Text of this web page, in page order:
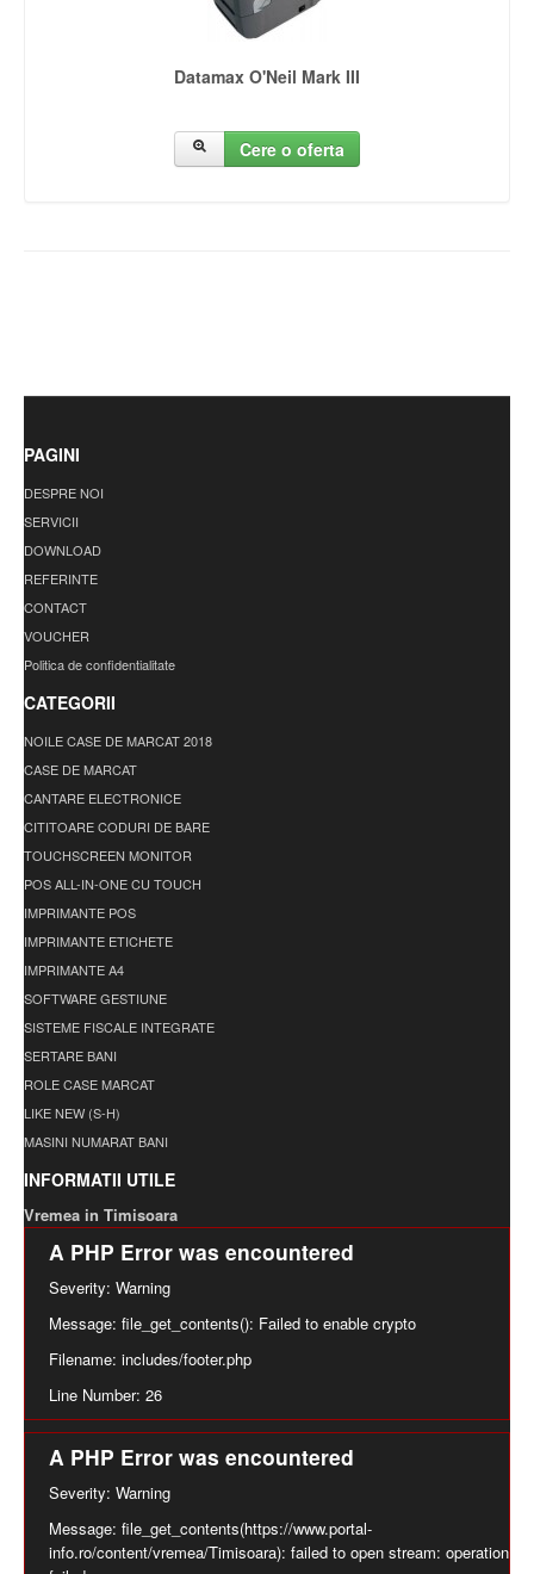
Datamax O'Neil Mark III
Cere o oferta
PAGINI
DESPRE NOI
SERVICII
DOWNLOAD
REFERINTE
CONTACT
VOUCHER
Politica de confidentialitate
CATEGORII
NOILE CASE DE MARCAT 2018
CASE DE MARCAT
CANTARE ELECTRONICE
CITITOARE CODURI DE BARE
TOUCHSCREEN MONITOR
POS ALL-IN-ONE CU TOUCH
IMPRIMANTE POS
IMPRIMANTE ETICHETE
IMPRIMANTE A4
SOFTWARE GESTIUNE
SISTEME FISCALE INTEGRATE
SERTARE BANI
ROLE CASE MARCAT
LIKE NEW (S-H)
MASINI NUMARAT BANI
INFORMATII UTILE
Vremea in Timisoara
A PHP Error was encountered
Severity: Warning
Message: file_get_contents(): Failed to enable crypto
Filename: includes/footer.php
Line Number: 26
A PHP Error was encountered
Severity: Warning
Message: file_get_contents(https://www.portal-
info.ro/content/vremea/Timisoara): failed to open stream: operation